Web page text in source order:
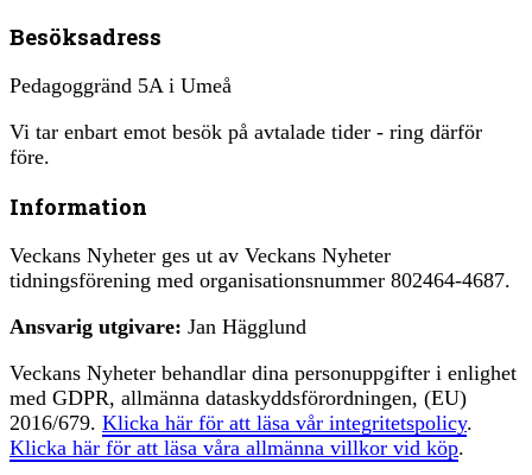
Besöksadress
Pedagoggränd 5A i Umeå
Vi tar enbart emot besök på avtalade tider - ring därför
före.
Information
Veckans Nyheter ges ut av Veckans Nyheter
tidningsförening med organisationsnummer 802464-4687.
Ansvarig utgivare: Jan Hägglund
Veckans Nyheter behandlar dina personuppgifter i enlighet
med GDPR, allmänna dataskyddsförordningen, (EU)
2016/679. Klicka här för att läsa vår integritetspolicy.
Klicka här för att läsa våra allmänna villkor vid köp.